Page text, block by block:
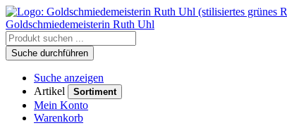
Goldschmiedemeisterin Ruth Uhl
Suche durchführen
Suche anzeigen
Artikel
Sortiment
Mein Konto
Warenkorb